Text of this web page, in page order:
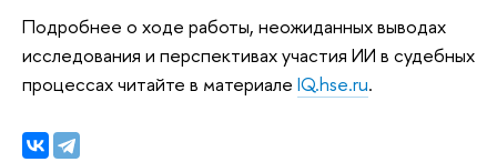
Подробнее о ходе работы, неожиданных выводах
исследования и перспективах участия ИИ в судебных
процессах читайте в материале IQ.hse.ru.